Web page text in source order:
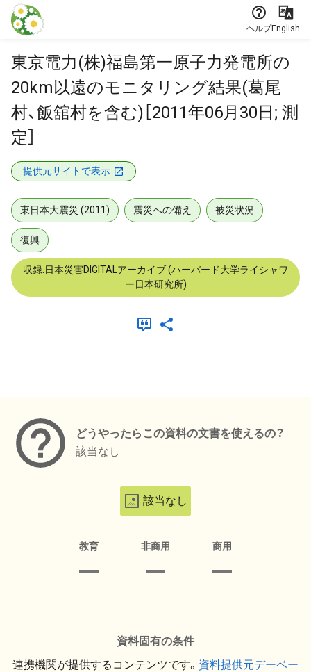
本文に飛ぶ
ヘルプEnglish
東京電力(株)福島第一原子力発電所の
20km以遠のモニタリング結果(葛尾
村、飯舘村を含む)［2011年06月30日; 測
定］
提供元サイトで表示
東日本大震災 (2011) 震災への備え 被災状況
復興
収録:日本災害DIGITALアーカイブ (ハーバード大学ライシャワ
ー日本研究所)
どうやったらこの資料の文書を使えるの？
該当なし
該当なし
教育 非商用 商用
資料固有の条件
連携機関が提供するコンテンツです。 資料提供元デーベー